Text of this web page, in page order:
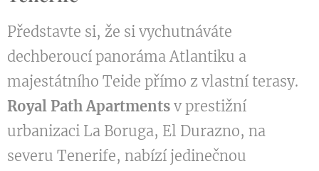
Představte si, že si vychutnáváte
dechberoucí panoráma Atlantiku a
majestátního Teide přímo z vlastní terasy.
Royal Path Apartments v prestižní
urbanizaci La Boruga, El Durazno, na
severu Tenerife, nabízí jedinečnou